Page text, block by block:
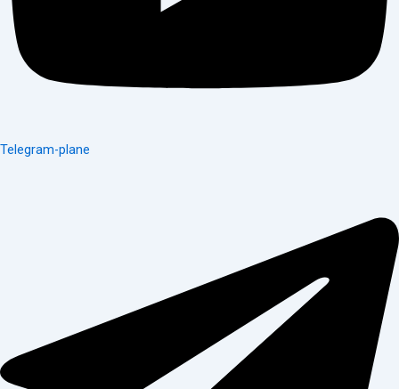
Telegram-plane